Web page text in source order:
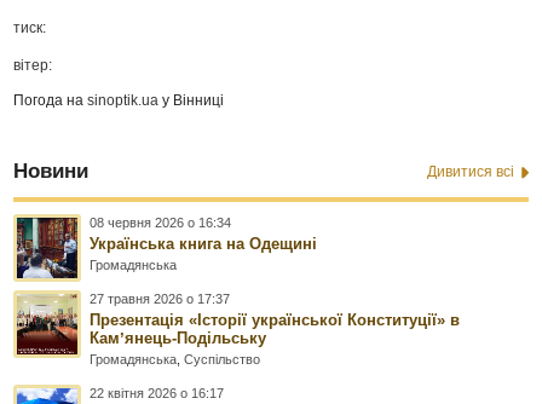
тиск:
вітер:
Погода наsinoptik.ua у Вінниці
Новини Дивитися всі
08 червня 2026 о 16:34
Українська книга на Одещині
Громадянська
27 травня 2026 о 17:37
Презентація «Історії української Конституції» в
Камʼянець-Подільську
Громадянська ,Суспільство
22 квітня 2026 о 16:17